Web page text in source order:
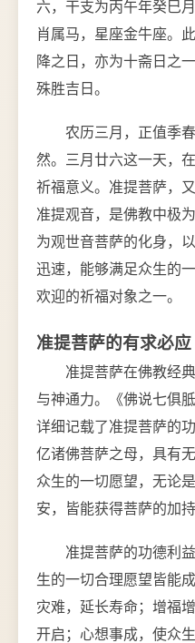
六，干支为丙午年癸巳
肖属马，星座金牛座。
降之日，亦为十斋日之
殊胜吉日。
农历三月，正值季
然。三月廿六这一天，
祈福意义。准提菩萨，
准提观音，是佛教中极
为观世音菩萨的化身，
迅速，能够满足众生的
欢迎的祈福对象之一。
准提菩萨的有求必应
准提菩萨在佛教经
与神通力。《佛说七俱
详细记载了准提菩萨的
亿诸佛菩萨之母，具有
众生的一切愿望，无论
安，皆能获得菩萨的加持
准提菩萨的功德利
生的一切合理愿望皆能
灾难，延长寿命；增福
开启；心想事成，使众